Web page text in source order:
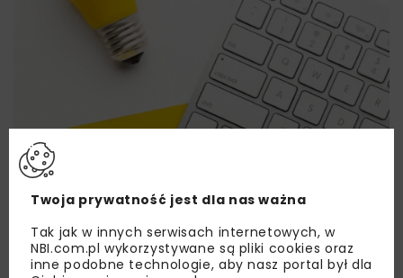
Lubisz wiedzieć więcej?
Twoja prywatność jest dla nas ważna
Tak jak w innych serwisach internetowych, w
NBI.com.pl wykorzystywane są pliki cookies oraz
inne podobne technologie, aby nasz portal był dla